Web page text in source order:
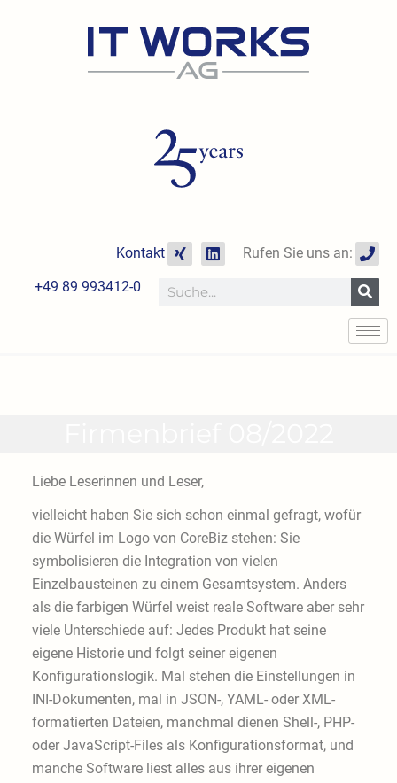
Kontakt
X
i
g
L
i
k
Rufen Sie uns an:
P
h
o
n
e
+49 89 993412-0 Suche
Liebe Leserinnen und Leser,
vielleicht haben Sie sich schon einmal gefragt, wofür
die Würfel im Logo von CoreBiz stehen: Sie
symbolisieren die Integration von vielen
Einzelbausteinen zu einem Gesamtsystem. Anders
als die farbigen Würfel weist reale Software aber sehr
viele Unterschiede auf: Jedes Produkt hat seine
eigene Historie und folgt seiner eigenen
Konfigurationslogik. Mal stehen die Einstellungen in
INI-Dokumenten, mal in JSON-, YAML- oder XML-
formatierten Dateien, manchmal dienen Shell-, PHP-
oder JavaScript-Files als Konfigurationsformat, und
manche Software liest alles aus ihrer eigenen